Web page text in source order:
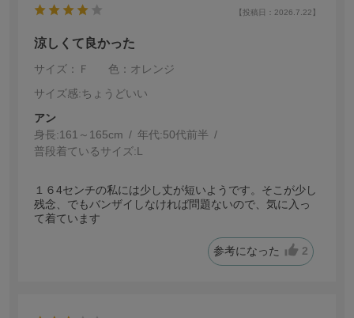
【投稿日：2026.7.22】
涼しくて良かった
サイズ：Ｆ
色：オレンジ
サイズ感:ちょうどいい
アン
身長:161～165cm 年代:50代前半
普段着ているサイズ:L
１６4センチの私には少し丈が短いようです。そこが少し
残念、でもバンザイしなければ問題ないので、気に入っ
て着ています
参考になった 2